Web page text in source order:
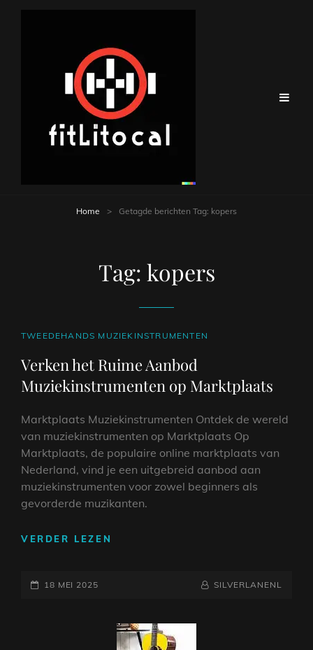
Home > Getagde berichten Tag: kopers
Tag: kopers
CAT
TWEEDEHANDS MUZIEKINSTRUMENTEN
Verken het Ruime Aanbod
Muziekinstrumenten op Marktplaats
Marktplaats Muziekinstrumenten Ontdek de wereld
van muziekinstrumenten op Marktplaats Op
Marktplaats, de populaire online marktplaats van
Nederland, vind je een uitgebreid aanbod aan
muziekinstrumenten voor zowel beginners als
gevorderde muzikanten.
VERDER LEZEN
MARKTPLAATS
GEPLAATST
18 MEI 2025 NAAMREGEL
BYLINE
SILVERLANENL